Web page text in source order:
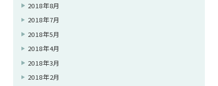
2018年8月
2018年7月
2018年5月
2018年4月
2018年3月
2018年2月